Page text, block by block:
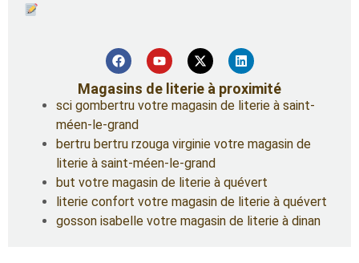
Magasins de literie à proximité
sci gombertru votre magasin de literie à saint-
méen-le-grand
bertru bertru rzouga virginie votre magasin de
literie à saint-méen-le-grand
but votre magasin de literie à quévert
literie confort votre magasin de literie à quévert
gosson isabelle votre magasin de literie à dinan